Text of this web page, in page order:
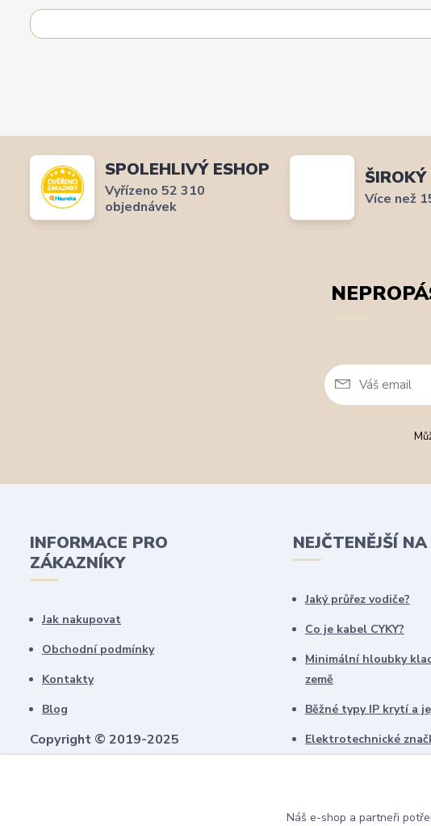
SPOLEHLIVÝ ESHOP
Vyřízeno 52 310
objednávek
Více než
INFORMACE PRO
ZÁKAZNÍKY
Jak nakupovat
Obchodní podmínky
Kontakty
Blog
Copyright © 2019-2025
NEJČTENĚJŠÍ
Jaký průřez vodiče?
Co je kabel CYKY?
Minimální hloubky
země
Běžné typy IP krytí a
Elektrotechnické
schématech
Náš e-shop a partneři